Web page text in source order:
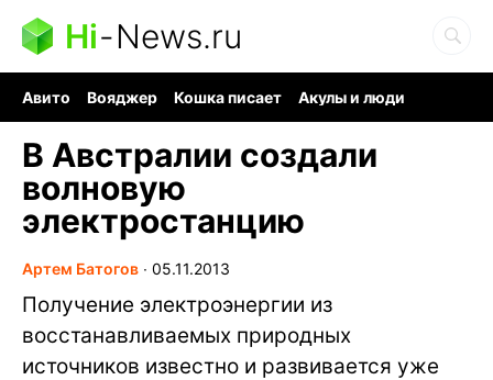
Hi-News.ru
Авито Вояджер Кошка писает
Акулы и люди
В Австралии создали
волновую
электростанцию
Артем Батогов ∙ 05.11.2013
Получение электроэнергии из
восстанавливаемых природных
источников известно и развивается уже